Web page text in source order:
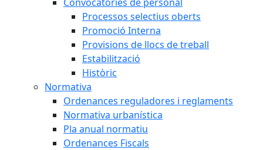
Processos selectius oberts
Promoció Interna
Provisions de llocs de treball
Estabilització
Històric
Normativa
Ordenances reguladores i reglaments
Normativa urbanística
Pla anual normatiu
Ordenances Fiscals